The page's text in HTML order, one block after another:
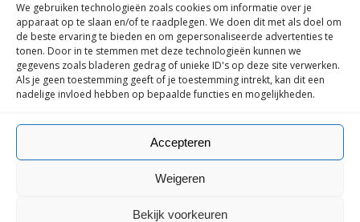
We gebruiken technologieën zoals cookies om informatie over je
apparaat op te slaan en/of te raadplegen. We doen dit met als doel om
de beste ervaring te bieden en om gepersonaliseerde advertenties te
tonen. Door in te stemmen met deze technologieën kunnen we
gegevens zoals bladeren gedrag of unieke ID's op deze site verwerken.
Als je geen toestemming geeft of je toestemming intrekt, kan dit een
nadelige invloed hebben op bepaalde functies en mogelijkheden.
Accepteren
Weigeren
Bekijk voorkeuren
Search
for:
Search
Follow my blog with Bloglovin
2026 Keikopjes.be door Stephanie. Ondersteund